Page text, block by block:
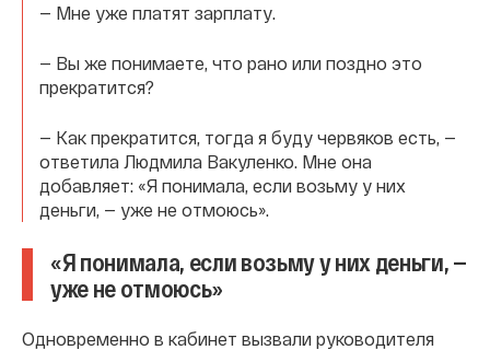
— Мне уже платят зарплату.
— Вы же понимаете, что рано или поздно это
прекратится?
— Как прекратится, тогда я буду червяков есть, —
ответила Людмила Вакуленко. Мне она
добавляет: «Я понимала, если возьму у них
деньги, — уже не отмоюсь».
«Я понимала, если возьму у них деньги, —
уже не отмоюсь»
Одновременно в кабинет вызвали руководителя